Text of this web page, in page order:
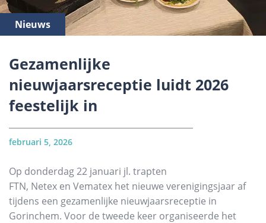
Nieuws
Gezamenlijke
nieuwjaarsreceptie luidt 2026
feestelijk in
februari 5, 2026
Op donderdag 22 januari jl. trapten
FTN, Netex en Vematex het nieuwe verenigingsjaar af
tijdens een gezamenlijke nieuwjaarsreceptie in
Gorinchem. Voor de tweede keer organiseerde het